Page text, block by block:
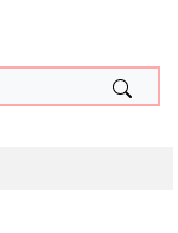
#674
#647